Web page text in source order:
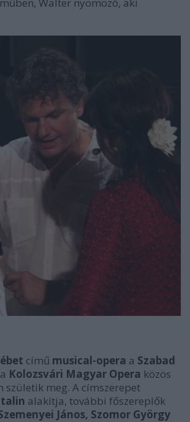
című musical-opera a Szabad
Kolozsvári Magyar Opera közös
születik meg. A címszerepet
alakítja, további főszereplők
János, Szomor György